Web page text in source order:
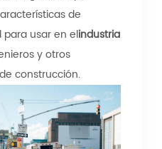
de
usar en elindustria
y otros
construcción.